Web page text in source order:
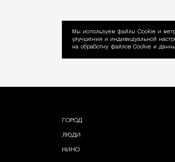
Мы используем файлы Сookie и
улучшения и индивидуальной
на обработку файлов Cookie и
ГОРОД
ЛЮДИ
КИНО